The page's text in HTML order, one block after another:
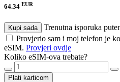
64.34 EUR
Kupi sada
Trenutna isporuka
Provjerio sam i moj telefon je
eSIM. Provjeri ovdje
Koliko eSIM-ova trebate?
Plati karticom